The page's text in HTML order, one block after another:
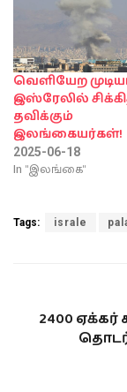
வெளியேற
இஸ்ரேலில்
தவிக்கும்
இலங்கையர்கள்!
2025-06-18
In "இலங்கை"
Tags: israle
2400
தொடர்